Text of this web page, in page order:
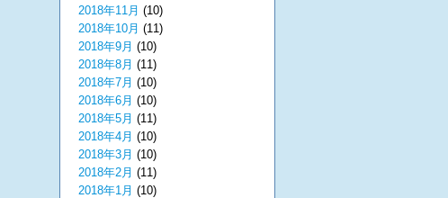
2018年11月 (10)
2018年10月 (11)
2018年9月 (10)
2018年8月 (11)
2018年7月 (10)
2018年6月 (10)
2018年5月 (11)
2018年4月 (10)
2018年3月 (10)
2018年2月 (11)
2018年1月 (10)